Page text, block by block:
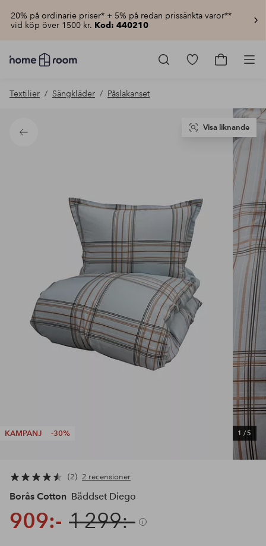
20% på ordinarie priser* + 5% på redan prissänkta varor**
vid köp över 1500 kr. Kod: 440210
Homeroom
–
hemmet
pris
Gå
Gå
Textilier Sängkläder Påslakanset
Tillbaka
KAMPANJ -30% 1 /5
Visa liknande
2 2 recensioner
Borås Cotton Bäddset Diego
909:- 1 299:-